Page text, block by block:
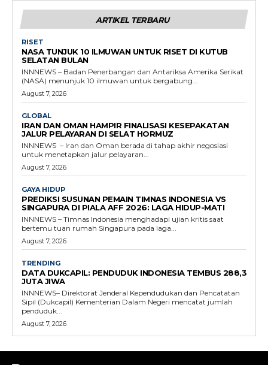
ARTIKEL TERBARU
RISET
NASA TUNJUK 10 ILMUWAN UNTUK RISET DI KUTUB
SELATAN BULAN
INNNEWS – Badan Penerbangan dan Antariksa Amerika Serikat
(NASA) menunjuk 10 ilmuwan untuk bergabung...
August 7, 2026
GLOBAL
IRAN DAN OMAN HAMPIR FINALISASI KESEPAKATAN
JALUR PELAYARAN DI SELAT HORMUZ
INNNEWS – Iran dan Oman berada di tahap akhir negosiasi
untuk menetapkan jalur pelayaran...
August 7, 2026
GAYA HIDUP
PREDIKSI SUSUNAN PEMAIN TIMNAS INDONESIA VS
SINGAPURA DI PIALA AFF 2026: LAGA HIDUP-MATI
INNNEWS – Timnas Indonesia menghadapi ujian kritis saat
bertemu tuan rumah Singapura pada laga...
August 7, 2026
TRENDING
DATA DUKCAPIL: PENDUDUK INDONESIA TEMBUS 288,3
JUTA JIWA
INNNEWS– Direktorat Jenderal Kependudukan dan Pencatatan
Sipil (Dukcapil) Kementerian Dalam Negeri mencatat jumlah
penduduk...
August 7, 2026